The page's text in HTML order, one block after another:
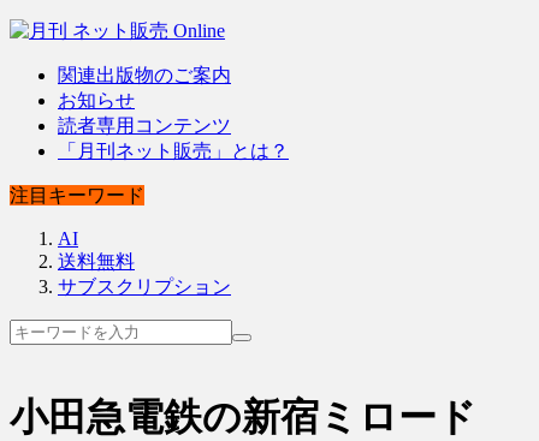
関連出版物のご案内
お知らせ
読者専用コンテンツ
「月刊ネット販売」とは？
注目キーワード
AI
送料無料
サブスクリプション
小田急電鉄の新宿ミロード